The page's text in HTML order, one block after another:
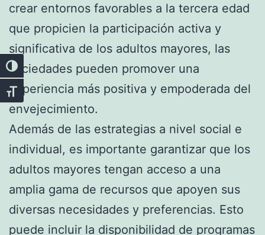
Alternar alto contraste
Alternar tamaño de letra
crear entornos favorables a la tercera edad
que propicien la participación activa y
significativa de los adultos mayores, las
sociedades pueden promover una
experiencia más positiva y empoderada del
envejecimiento.
Además de las estrategias a nivel social e
individual, es importante garantizar que los
adultos mayores tengan acceso a una
amplia gama de recursos que apoyen sus
diversas necesidades y preferencias. Esto
puede incluir la disponibilidad de programas